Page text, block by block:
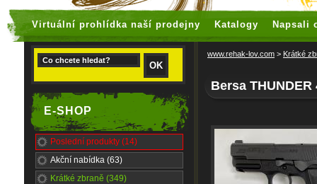
Virtuální prohlídka naší prodejny Katalogy Napsali
E-SHOP
Poslední produkty (14)
Akční nabídka (63)
Krátké zbraně (349)
www.rehak-lov.com > Krátké
Bersa